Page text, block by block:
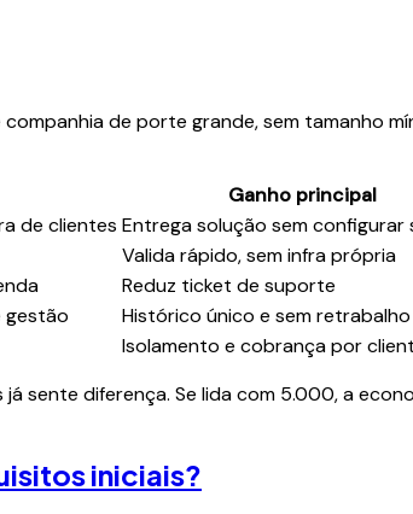
de porte grande, sem tamanho
Ganho principal
de clientes Entrega solução sem configurar
Valida rápido, sem infra própria
Reduz ticket de suporte
gestão
Histórico único e sem retrabalho
Isolamento e cobrança por
sente diferença. Se lida com 5.000, a
iniciais?